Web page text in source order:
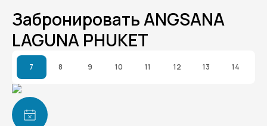
Забронировать ANGSANA
LAGUNA PHUKET
7 8 9 10 11 12 13 14